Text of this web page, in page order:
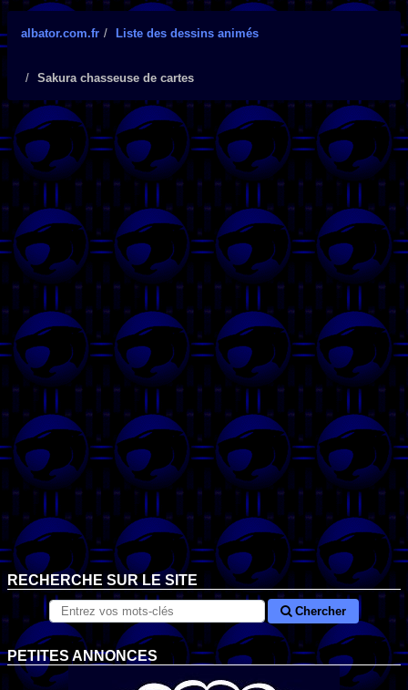
albator.com.fr Liste des dessins animés
Sakura chasseuse de cartes
RECHERCHE SUR LE SITE
Chercher
PETITES ANNONCES